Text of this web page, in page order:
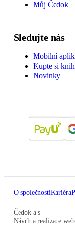
Můj Čedok
Sledujte nás
Mobilní
Kupte si
Novinky
O společnostiKariéra
Čedok a.s
Návrh a realizace